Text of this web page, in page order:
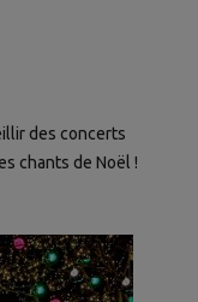
des concerts
chants de Noël !